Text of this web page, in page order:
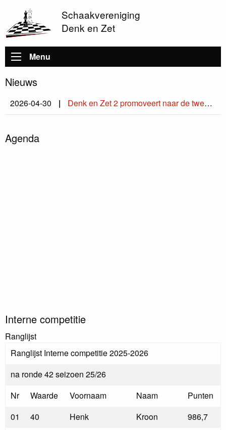
Schaakvereniging
Denk en Zet
Hoofdnavigatie
Menu
Nieuws
2026-04-30 Denk en Zet 2 promoveert naar de tweede klasse
Agenda
Interne competitie
Ranglijst
Ranglijst Interne competitie 2025-2026
na ronde 42 seizoen 25/26
Nr
Waarde Voornaam Naam
Punten
01
40 Henk Kroon
986,7